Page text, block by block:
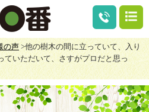
の声>他の樹木の間に立っていて、入り
ていただいて、さすがプロだと思っ